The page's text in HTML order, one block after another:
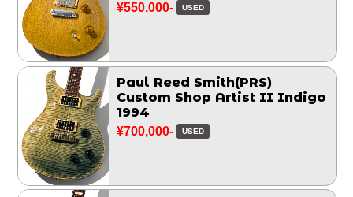
¥550,000- USED
Paul Reed Smith(PRS)
Custom Shop Artist II Indigo
1994
¥700,000- USED